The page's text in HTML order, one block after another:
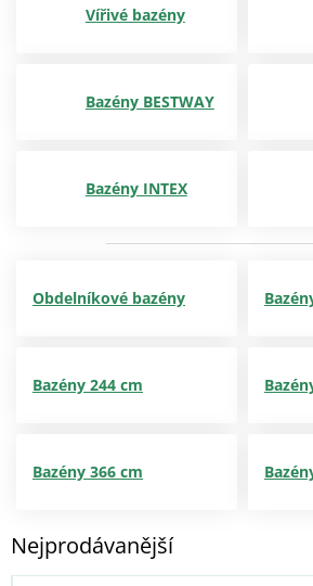
Vířivé bazény
Bazény BESTWAY
Bazény INTEX
Obdelníkové bazény
Bazény 244 cm
Bazény 366 cm
Nejprodávanější